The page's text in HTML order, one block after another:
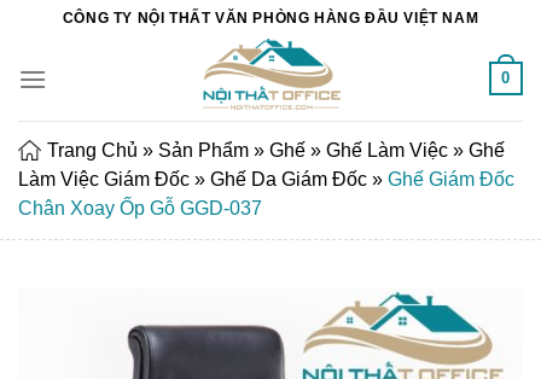
Chuyển
nội
CÔNG TY NỘI THẤT VĂN PHÒNG HÀNG ĐẦU VIỆT NAM
0
Trang Chủ » Sản Phẩm » Ghế » Ghế Làm Việc » Ghế
Làm Việc Giám Đốc » Ghế Da Giám Đốc » Ghế Giám Đốc
Chân Xoay Ốp Gỗ GGD-037